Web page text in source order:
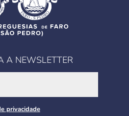
A NEWSLETTER
privacidade